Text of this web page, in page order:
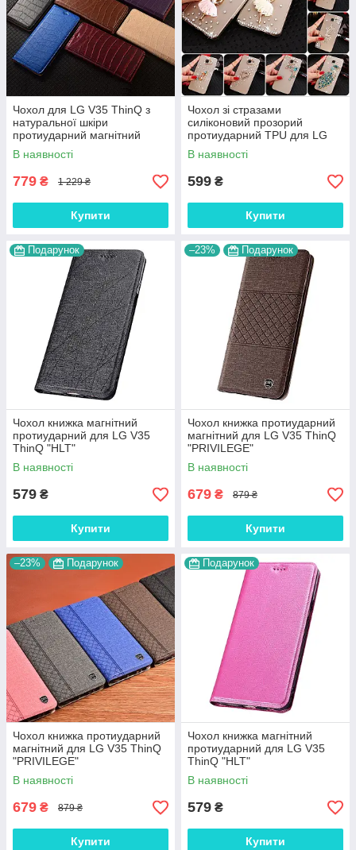
Чохол для LG V35 ThinQ з
натуральної шкіри
протиударний магнітний
книжка з підставкою "LUXOR"
В наявності
779 ₴ 1 229 ₴
Купити
Чохол зі стразами
силіконовий прозорий
протиударний TPU для LG
V35 ThinQ "DIAMOND"
В наявності
599 ₴
Купити
Подарунок
Чохол книжка магнітний
протиударний для LG V35
ThinQ "HLT"
В наявності
579 ₴
Купити
–23% Подарунок
Чохол книжка протиударний
магнітний для LG V35 ThinQ
"PRIVILEGE"
В наявності
679 ₴ 879 ₴
Купити
–23% Подарунок
Чохол книжка протиударний
магнітний для LG V35 ThinQ
"PRIVILEGE"
В наявності
679 ₴ 879 ₴
Купити
Подарунок
Чохол книжка магнітний
протиударний для LG V35
ThinQ "HLT"
В наявності
579 ₴
Купити